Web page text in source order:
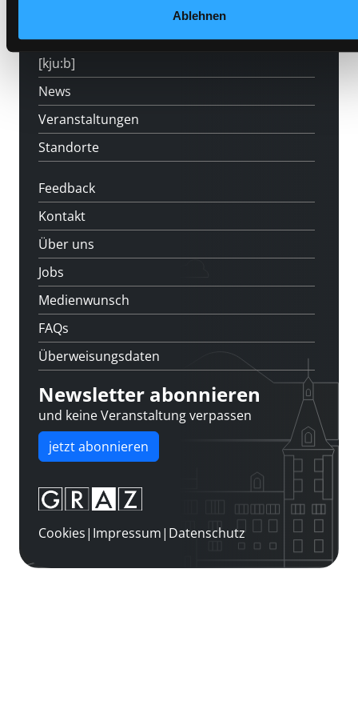
Ablehnen
LABUKA
[kju:b]
News
Veranstaltungen
Standorte
Feedback
Kontakt
Über uns
Jobs
Medienwunsch
FAQs
Überweisungsdaten
Newsletter abonnieren
und keine Veranstaltung verpassen
jetzt abonnieren
Cookies| Impressum| Datenschutz